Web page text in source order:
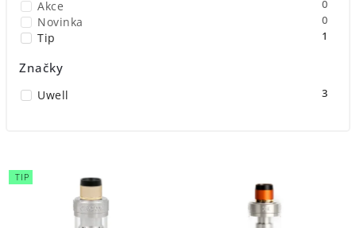
Akce 0
Novinka 0
Tip 1
Značky
Uwell 3
TIP